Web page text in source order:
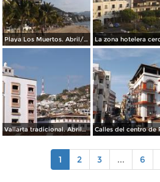
Playa Los Muertos. Abril/2015
Vallarta tradicional. Abril/2015
1 2 3 ... 6